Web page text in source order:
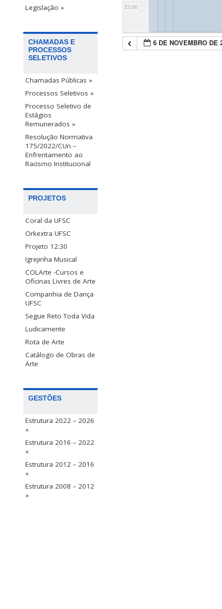
Legislação »
CHAMADAS E
PROCESSOS
SELETIVOS
Chamadas Públicas »
Processos Seletivos »
Processo Seletivo de
Estágios
Remunerados »
Resolução Normativa
175/2022/CUn –
Enfrentamento ao
Racismo Institucional
PROJETOS
Coral da UFSC
Orkextra UFSC
Projeto 12:30
Igrejinha Musical
COLArte -Cursos e
Oficinas Livres de Arte
Companhia de Dança
UFSC
Segue Reto Toda Vida
Ludicamente
Rota de Arte
Catálogo de Obras de
Arte
GESTÕES
Estrutura 2022 – 2026
»
Estrutura 2016 – 2022
»
Estrutura 2012 – 2016
»
Estrutura 2008 – 2012
»
23:00
6 DE NOVEMBRO DE